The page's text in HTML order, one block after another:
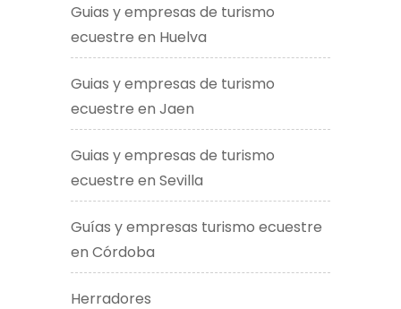
Guias y empresas de turismo
ecuestre en Huelva
Guias y empresas de turismo
ecuestre en Jaen
Guias y empresas de turismo
ecuestre en Sevilla
Guías y empresas turismo ecuestre
en Córdoba
Herradores